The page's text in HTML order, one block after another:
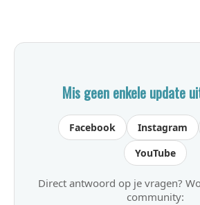
Mis geen enkele update
Facebook Instagram
YouTube
Direct antwoord op je vragen?
community: